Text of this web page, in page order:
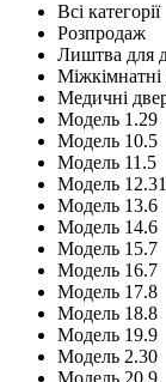
Всі категорії
Розпродаж
Лиштва для
Міжкімнатні
Медичні
Модель 1.29
Модель 10.5
Модель 11.5
Модель 12.31
Модель 13.6
Модель 14.6
Модель 15.7
Модель 16.7
Модель 17.8
Модель 18.8
Модель 19.9
Модель 2.30
Модель 20.9